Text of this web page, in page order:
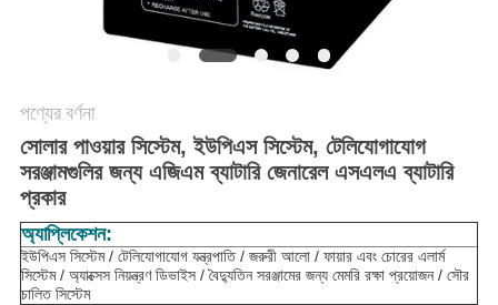
পণ্যের বর্ণনা
সোলার পাওয়ার সিস্টেম, ইউপিএস সিস্টেম, টেলিযোগাযোগ
সরঞ্জামগুলির জন্য এজিএম ব্যাটারি জেনারেল এসএলএ ব্যাটারি
প্রকার
অ্যাপ্লিকেশন:
ইউপিএস সিস্টেম / টেলিযোগাযোগ যন্ত্রপাতি / জরুরী আলো / ফায়ার এবং চোরের এলার্ম
সিস্টেম / অ্যাক্সেস নিয়ন্ত্রণ ডিভাইস / বৈদ্যুতিন সরঞ্জামের জন্য মেমরি রক্ষা প্রয়োজন / সৌর
চালিত সিস্টেম